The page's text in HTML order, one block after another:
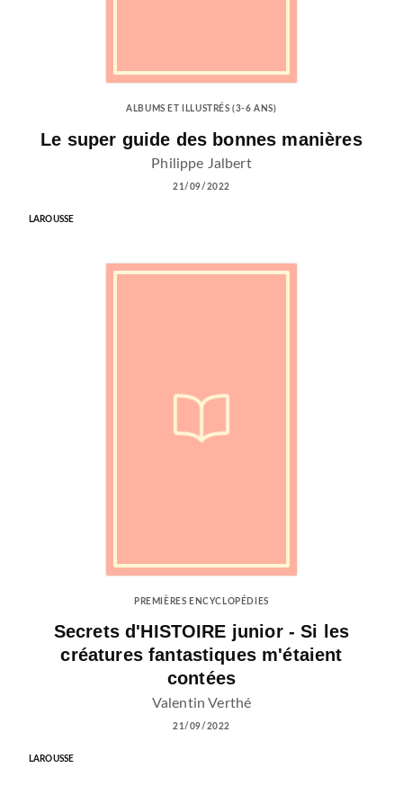
ALBUMS ET ILLUSTRÉS (3-6 ANS)
Le super guide des bonnes manières
Philippe Jalbert
21/09/2022
LAROUSSE
PREMIÈRES ENCYCLOPÉDIES
Secrets d'HISTOIRE junior - Si les
créatures fantastiques m'étaient
contées
Valentin Verthé
21/09/2022
LAROUSSE